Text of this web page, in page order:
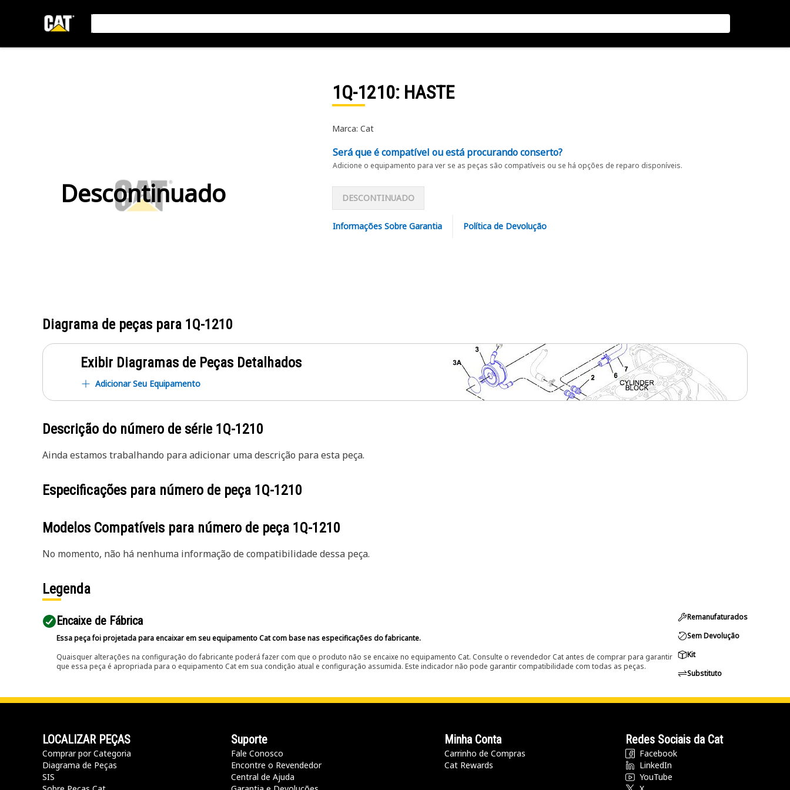
Descontinuado
1Q-1210: HASTE
Marca: Cat
Será que é compatível ou está procurando conserto?
Adicione o equipamento para ver se as peças são compatíveis ou se há opções de reparo disponíveis.
DESCONTINUADO
Informações Sobre Garantia Política de Devolução
Diagrama de peças para 1Q-1210
Exibir Diagramas de Peças Detalhados
Adicionar Seu Equipamento
Descrição do número de série 1Q-1210
Ainda estamos trabalhando para adicionar uma descrição para esta peça.
Especificações para número de peça 1Q-1210
Modelos Compatíveis para número de peça 1Q-1210
No momento, não há nenhuma informação de compatibilidade dessa peça.
Legenda
Encaixe de Fábrica
Essa peça foi projetada para encaixar em seu equipamento Cat com base nas especificações do fabricante.
Quaisquer alterações na configuração do fabricante poderá fazer com que o produto não se encaixe no equipamento Cat. Consulte o revendedor Cat antes de comprar para garantir
que essa peça é apropriada para o equipamento Cat em sua condição atual e configuração assumida. Este indicador não pode garantir compatibilidade com todas as peças.
Remanufaturados
Sem Devolução
Kit
Substituto
LOCALIZAR PEÇAS
Comprar por Categoria
Diagrama de Peças
SIS
Suporte
Fale Conosco
Encontre o Revendedor
Central de Ajuda
Minha Conta
Carrinho de Compras
Cat Rewards
Redes Sociais da Cat
Facebook
LinkedIn
YouTube